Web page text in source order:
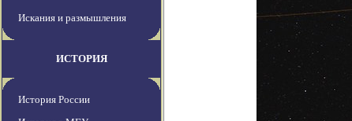
Искания и размышления
ИСТОРИЯ
История России